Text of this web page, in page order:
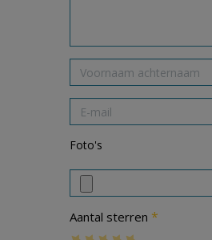
Foto's
Aantal sterren *